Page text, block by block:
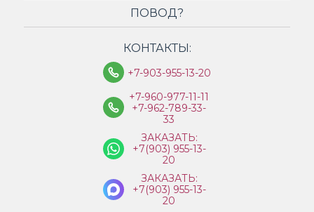
ПОВОД?
КОНТАКТЫ:
+7-903-955-13-20
+7-960-977-11-11
+7-962-789-33-
33
ЗАКАЗАТЬ:
+7(903) 955-13-
20
ЗАКАЗАТЬ:
+7(903) 955-13-
20